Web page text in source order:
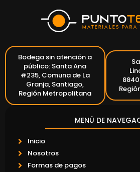
Bodega sin atención a
público: Santa Ana
#235, Comuna de La
Granja, Santiago,
Región Metropolitana
MENÚ DE
Inicio
Nosotros
Formas de pagos